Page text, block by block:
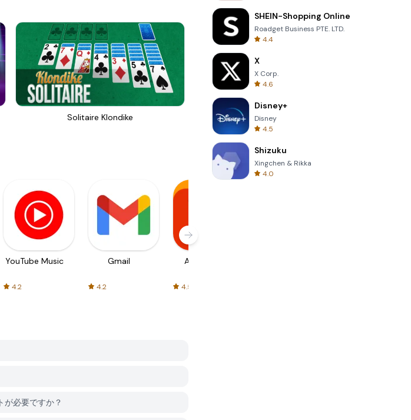
Solitaire Klondike Cut The Rope
YouTube Music
4.2
Gmail
4.2
AliExpress
4.5
が必要ですか？
SHEIN-Shopping Online
Roadget Business PTE. LTD.
4.4
X
X Corp.
4.6
Disney+
Disney
4.5
Shizuku
Xingchen & Rikka
4.0